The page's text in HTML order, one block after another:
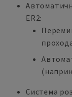
ER2:
Система